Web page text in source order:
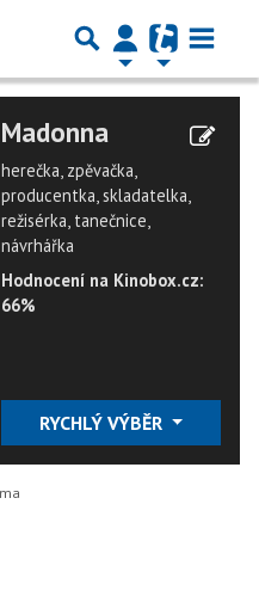
Madonna
herečka, zpěvačka,
producentka, skladatelka,
režisérka, tanečnice,
návrhářka
Hodnocení na Kinobox.cz:
66%
RYCHLÝ VÝBĚR